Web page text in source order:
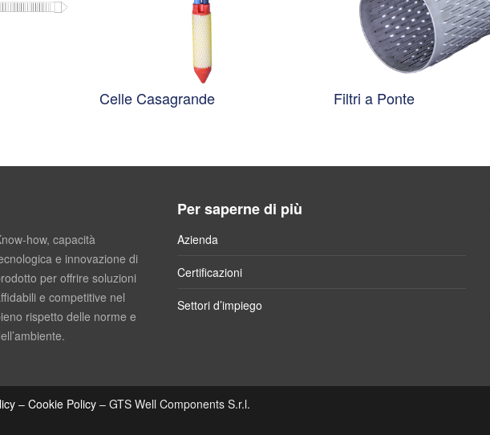
Celle Casagrande Filtri a Ponte
how, capacità
e innovazione di
per offrire soluzioni
e competitive nel
rispetto delle norme e
Per saperne di più
Azienda
Certificazioni
Settori d’impiego
– Cookie Policy – GTS Well Components S.r.l.